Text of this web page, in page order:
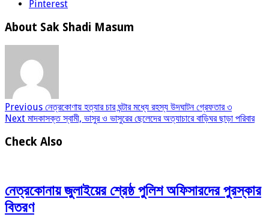
Pinterest
About Sak Shadi Masum
Previous নেত্রকোণায় হত্যার চার ঘন্টার মধ্যে রহস্য উদঘাটন গ্রেফতার ৩
Next মাদকাসক্ত স্বামী, ভাসুর ও ভাসুরের ছেলেদের অত্যাচারে বাড়িঘর ছাড়া পরিবার
Check Also
নেত্রকোনায় জুলাইয়ের শ্রেষ্ঠ পুলিশ অফিসারদের পুরস্কার
বিতরণ